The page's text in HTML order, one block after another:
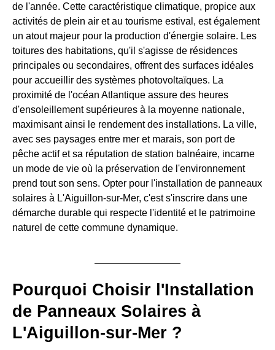
de l'année. Cette caractéristique climatique, propice aux
activités de plein air et au tourisme estival, est également
un atout majeur pour la production d'énergie solaire. Les
toitures des habitations, qu'il s'agisse de résidences
principales ou secondaires, offrent des surfaces idéales
pour accueillir des systèmes photovoltaïques. La
proximité de l'océan Atlantique assure des heures
d'ensoleillement supérieures à la moyenne nationale,
maximisant ainsi le rendement des installations. La ville,
avec ses paysages entre mer et marais, son port de
pêche actif et sa réputation de station balnéaire, incarne
un mode de vie où la préservation de l'environnement
prend tout son sens. Opter pour l'installation de panneaux
solaires à L'Aiguillon-sur-Mer, c'est s'inscrire dans une
démarche durable qui respecte l'identité et le patrimoine
naturel de cette commune dynamique.
Pourquoi Choisir l'Installation
de Panneaux Solaires à
L'Aiguillon-sur-Mer ?